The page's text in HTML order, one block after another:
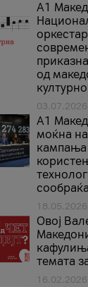
А1
од
03.07.2026
A1
моќна
кампања
18.05.2026
Овој
темата
16.02.2026